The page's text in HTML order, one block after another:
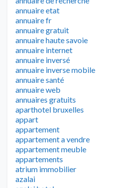
annuaire etat
annuaire fr
annuaire gratuit
annuaire haute savoie
annuaire internet
annuaire inversé
annuaire inverse mobile
annuaire santé
annuaire web
annuaires gratuits
aparthotel bruxelles
appart
appartement
appartement a vendre
appartement meuble
appartements
atrium immobilier
azalai